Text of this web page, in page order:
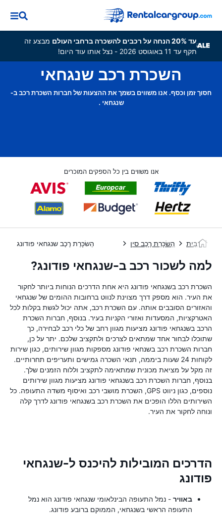
עד 20% הנחה על רכבים להשכרה ברחבי העולם
מבצע זה
תקף עד 11 באוגוסט 2026 - נצל אותו עוד היום!
השכרת רכב שנגחאי
חסוך זמן וכסף. אנו משווים בשמך את ההצעות של חברות השכרת רכב ב-
שנגחאי .
אנו משווים בין כל הספקים המוכרים
בַּיִת הַשׂכָּרַת רֶכֶב סין הַשׂכָּרַת רֶכֶב שנגחאי פודונג
למה לשכור רכב ב-שנגחאי פודונג?
השכרת רכב בשנגחאי פודונג היא אחת הדרכים הנוחות ביותר לחקור
את העיר. הוא מספק דרך מצוינת לנווט ברחובות ההומים של שנגחאי
והאזורים הסובבים אותה. עם השכרת רכב, אתה יכול לגשת בקלות לכל
האטרקציות, המסעדות ואזורי הקניות בעיר. בנוסף, חברות השכרת
הרכב בשנגחאי פודונג מציעות מגוון רחב של כלי רכב לבחירה, כך
שתוכלו לבחור אחד שמתאים לצרכים ולתקציב שלכם. יתר על כן,
חברות השכרת רכב בשנחאי פודונג מספקות מגוון שירותים, כגון שירות
לקוחות 24 שעות ביממה, תנאי השכרה גמישים ותעריפים תחרותיים.
זה מקל על מציאת מכונית שמתאימה לתקציב וללוח הזמנים שלך.
בנוסף, חברות השכרת רכב בשנגחאי פודונג מציעות מגוון שירותים
נוספים, כגון ניווט GPS, השכרת מושבי רכב ואיסוף משדה התעופה. כל
השירותים הללו הופכים את השכרת רכב בשנגחאי פודונג לדרך קלה
ונוחה לחקור את העיר.
הדרכים המובילות להיכנס ל-שנגחאי
פודונג
באוויר - נמל התעופה הבינלאומי שנגחאי פודונג הוא נמל
התעופה הראשי בשנגחאי, הממוקם ברובע פודונג.